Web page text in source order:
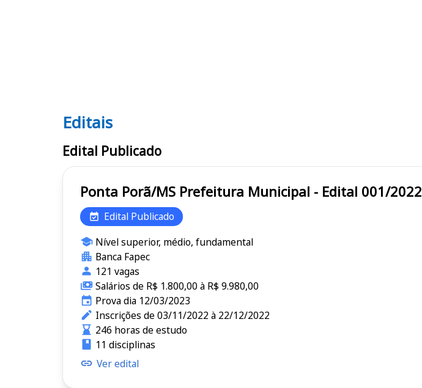
Editais
Editais
Edital Publicado
Ponta Porã/MS Prefeitura Municipal - Edital 001/2022
Edital Publicado
Nível superior, médio, fundamental
Banca Fapec
121 vagas
Salários de R$ 1.800,00 à R$ 9.980,00
Prova dia 12/03/2023
Inscrições de 03/11/2022 à 22/12/2022
246 horas de estudo
11 disciplinas
Ver edital